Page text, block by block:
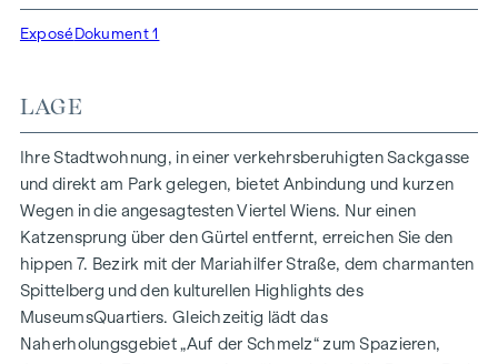
Mehr Infos unter:WOHNEN AM PARK, 1160 Wien,
Herbststraße – Winegg
Wohnflächen von ca. 30 bis 130 m²
1- bis 4-Zimmerwohnungen
Gärten, Balkone, Loggien und Terrassen
Großzügige Raumhöhen
Tiefgaragenstellplätze | E-Mobilität
Innenhof Ruhelage
Photovoltaikanlage am Dach
Gemeinschaftsraum
Exposé Dokument 1
LAGE
Ihre Stadtwohnung, in einer verkehrsberuhigten Sackgasse
und direkt am Park gelegen, bietet Anbindung und kurzen
Wegen in die angesagtesten Viertel Wiens. Nur einen
Katzensprung über den Gürtel entfernt, erreichen Sie den
hippen 7. Bezirk mit der Mariahilfer Straße, dem charmanten
Spittelberg und den kulturellen Highlights des
MuseumsQuartiers. Gleichzeitig lädt das
Naherholungsgebiet „Auf der Schmelz“ zum Spazieren,